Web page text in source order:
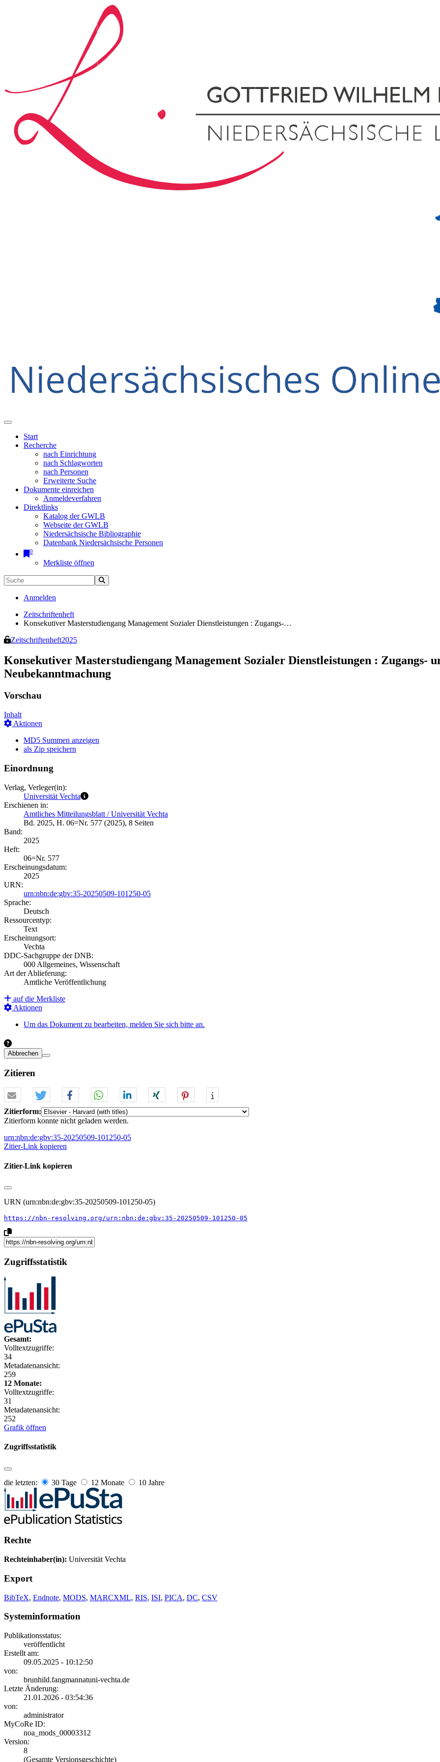
Start
Recherche
nach Einrichtung
nach Schlagworten
nach Personen
Erweiterte Suche
Dokumente einreichen
Anmeldeverfahren
Direktlinks
Katalog der GWLB
Webseite der GWLB
Niedersächsische Bibliographie
Datenbank Niedersächsische Personen
0
Merkliste öffnen
Anmelden
Zeitschriftenheft
Konsekutiver Masterstudiengang Management Sozialer Dienstleistungen : Zugangs-…
Zeitschriftenheft2025
Konsekutiver Masterstudiengang Management Sozialer Dienstleistungen : Zugangs-
Neubekanntmachung
Vorschau
Inhalt
Aktionen
MD5 Summen anzeigen
als Zip speichern
Einordnung
Verlag, Verleger(in):
Universität Vechta
Erschienen in:
Amtliches Mitteilungsblatt / Universität Vechta
Bd. 2025, H. 06=Nr. 577 (2025), 8 Seiten
Band:
2025
Heft:
06=Nr. 577
Erscheinungsdatum:
2025
URN:
urn:nbn:de:gbv:35-20250509-101250-05
Sprache:
Deutsch
Ressourcentyp:
Text
Erscheinungsort:
Vechta
DDC-Sachgruppe der DNB:
000 Allgemeines, Wissenschaft
Art der Ablieferung:
Amtliche Veröffentlichung
auf die Merkliste
Aktionen
Um das Dokument zu bearbeiten, melden Sie sich bitte an.
Abbrechen
Zitieren
Zitierform:
Zitierform konnte nicht geladen werden.
urn:nbn:de:gbv:35-20250509-101250-05
Zitier-Link kopieren
Zitier-Link kopieren
URN (urn:nbn:de:gbv:35-20250509-101250-05)
https://nbn-resolving.org/urn:nbn:de:gbv:35-20250509-101250-05
Zugriffsstatistik
Gesamt:
Volltextzugriffe:
34
Metadatenansicht:
259
12 Monate:
Volltextzugriffe:
31
Metadatenansicht:
252
Grafik öffnen
Zugriffsstatistik
die letzten: 30 Tage 12 Monate 10 Jahre
Rechte
Rechteinhaber(in): Universität Vechta
Export
BibTeX, Endnote, MODS, MARCXML, RIS, ISI, PICA, DC, CSV
Systeminformation
Publikationsstatus:
veröffentlicht
Erstellt am:
09.05.2025 - 10:12:50
von:
brunhild.fangmannatuni-vechta.de
Letzte Änderung:
21.01.2026 - 03:54:36
von:
administrator
MyCoRe ID:
noa_mods_00003312
Version:
8
(Gesamte Versionsgeschichte)